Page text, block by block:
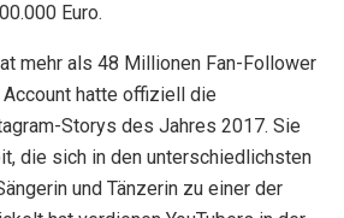
Euro.
mehr als 48 Millionen Fan-Follower
hatte offiziell die
Storys des Jahres 2017. Sie
die sich in den unterschiedlichsten
und Tänzerin zu einer der